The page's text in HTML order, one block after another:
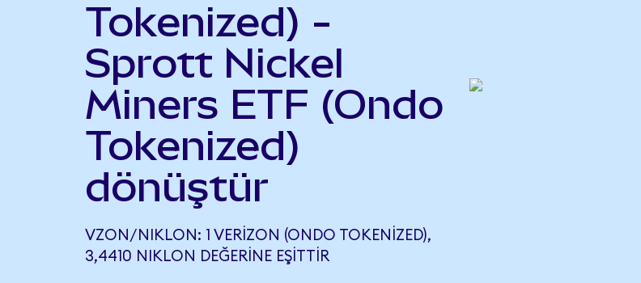
Tokenized) -
Sprott Nickel
Miners ETF (Ondo
Tokenized)
dönüştür
VZON/NIKLON: 1 VERIZON (ONDO TOKENIZED),
3,4410 NIKLON DEĞERINE EŞITTIR